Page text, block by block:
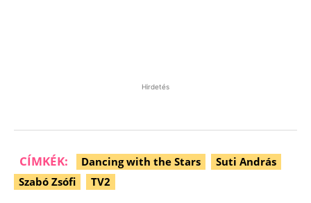
Hirdetés
CÍMKÉK: Dancing with the Stars
Suti András
Szabó Zsófi
TV2